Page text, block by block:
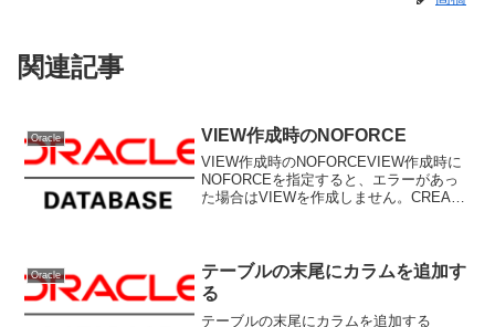
関連記事
Oracle VIEW作成時のNOFORCE
VIEW作成時のNOFORCEVIEW作成時に
NOFORCEを指定すると、エラーがあっ
た場合はVIEWを作成しません。CREATE
Oracle
テーブルの末尾にカラムを追加す
る
テーブルの末尾にカラムを追加する